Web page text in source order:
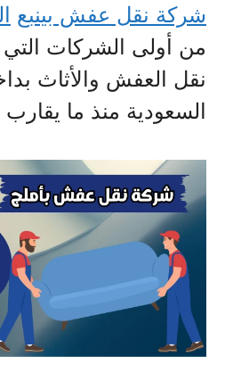
شركة نقل عفش بينبع
من أولى الشركات
نقل العفش والأثاث
السعودية منذ ما